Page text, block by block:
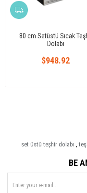
80 cm Setüstü Sıcak
Dolabı
$948.92
set üstü teşhir dolabı ,
BE